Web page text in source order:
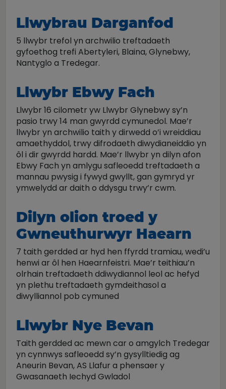
Llwybrau Darganfod
5 llwybr trefol yn archwilio treftadaeth
gyfoethog trefi Abertyleri, Blaina, Glynebwy,
Nantyglo a Tredegar.
Llwybr Ebwy Fach
Llwybr 16 cilometr yw Llwybr Glynebwy sy’n
pasio trwy 14 man gwyrdd cymunedol. Mae’r
llwybr yn archwilio taith y dirwedd o’i wreiddiau
amaethyddol, trwy difrodaeth diwydianeiddio yn
ôl i dir gwyrdd hardd. Mae’r llwybr yn dilyn afon
Ebwy Fach yn amlygu safleoedd treftadaeth a
mannau pwysig i fywyd gwyllt, gan gymryd yr
ymwelydd ar daith o ddysgu trwy’r cwm.
Dilyn olion troed y
Gwneuthurwyr Haearn
7 taith gerdded ar hyd hen ffyrdd tramiau, wedi’u
henwi ar ôl hen Haearnfeistri. Mae’r teithiau’n
olrhain treftadaeth ddiwydiannol leol ac hefyd
yn plethu treftadaeth gymdeithasol a
diwylliannol pob cymuned
Llwybr Nye Bevan
Taith gerdded ac mewn car o amgylch Tredegar
yn cynnwys safleoedd sy’n gysylltiedig ag
Aneurin Bevan, AS Llafur a phensaer y
Gwasanaeth Iechyd Gwladol